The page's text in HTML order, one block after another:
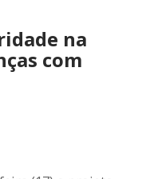
na
com